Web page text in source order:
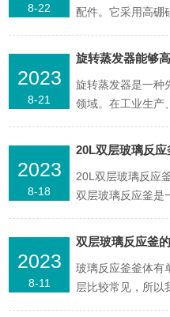
8-22
配件。它采用高硼
好，物理强度高，
高。高硼硅玻璃具
璃的三分之一左右...
2023
8-21
旋转蒸发器能够
旋转蒸发器是一种
领域。在工业生产
于液体通过离心
放能量，并转化为
加热表面的接...
2023
8-18
20L双层玻璃反
20L双层玻璃反应
双层玻璃反应釜是
采用双层玻璃结构
性，能够安全高
用高质量的玻璃材
定性，能够...
2023
8-11
双层玻璃反应釜
玻璃反应釜釜体有
层比较常见，所以